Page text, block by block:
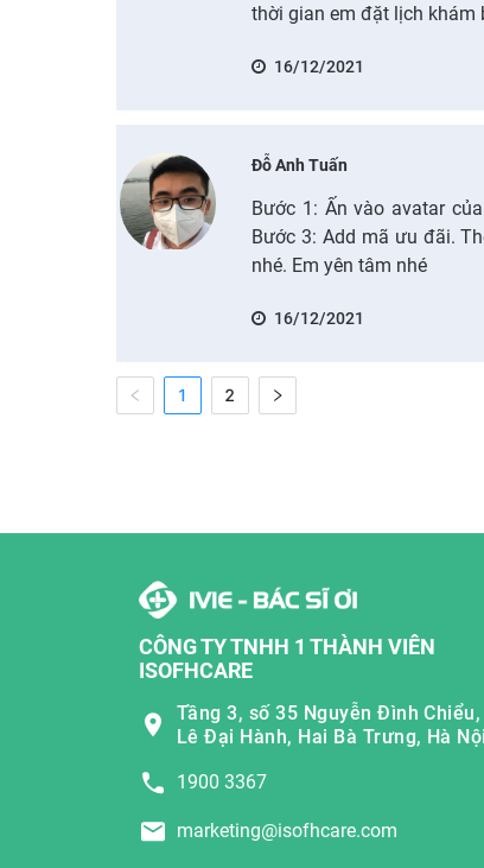
thời gian em đặt lịch khám
16/12/2021
Đỗ Anh Tuấn
Bước 1: Ấn vào avatar
Bước 3: Add mã ưu đãi.
nhé. Em yên tâm nhé
16/12/2021
1 2
CÔNG TY TNHH 1 THÀNH VIÊN
ISOFHCARE
Tầng 3, số 35 Nguyễn Đình Chiểu,
Lê Đại Hành, Hai Bà Trưng, Hà Nội
1900 3367
marketing@isofhcare.com